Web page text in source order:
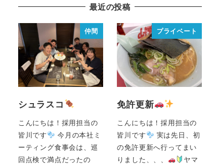
最近の投稿
仲間
シュラスコ
こんにちは！採用担当の
皆川です
今月の本社ミ
ーティング食事会は、巡
回点検で満点だったの
プライベート
免許更新
こんにちは！採用担当の
皆川です
実は先日、初
の免許更新へ行ってまい
りました、、、
ヤマ